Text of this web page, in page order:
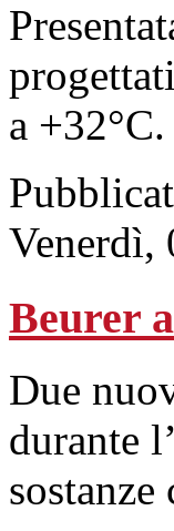
a +32°C.
Venerdì,
Beurer
Due
durante